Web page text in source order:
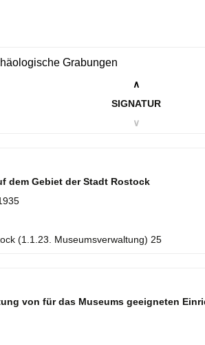
Grabungen
∧
SIGNATUR
∨
dem Gebiet der Stadt Rostock
(1.1.23. Museumsverwaltung) 25
von für das Museums geeigneten